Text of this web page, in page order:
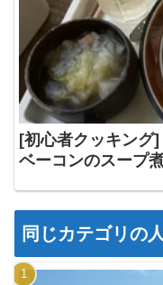
[初心者クッキング
ベーコンのスープ
同じカテゴリの